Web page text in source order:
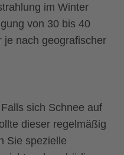
im Winter
von 30 bis 40
je nach geografischer
Falls sich Schnee auf
dieser regelmäßig
Sie spezielle